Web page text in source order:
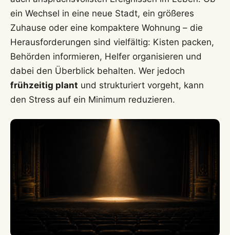
ein Wechsel in eine neue Stadt, ein größeres
Zuhause oder eine kompaktere Wohnung – die
Herausforderungen sind vielfältig: Kisten packen,
Behörden informieren, Helfer organisieren und
dabei den Überblick behalten. Wer jedoch
frühzeitig plant und strukturiert vorgeht, kann
den Stress auf ein Minimum reduzieren.